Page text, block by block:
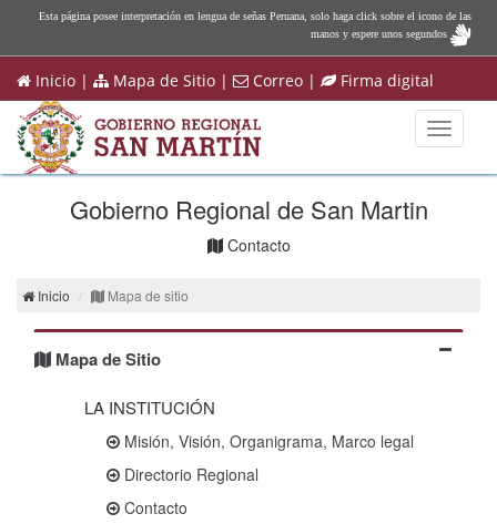
Esta página posee interpretación en lengua de señas Peruana, solo haga click sobre el icono de las
manos y espere unos segundos
Inicio | Mapa de Sitio | Correo | Firma digital
Toggle
Gobierno Regional de San Martin
Contacto
Inicio Mapa de sitio
Mapa de Sitio
LA INSTITUCIÓN
Misión, Visión, Organigrama, Marco legal
Directorio Regional
Contacto